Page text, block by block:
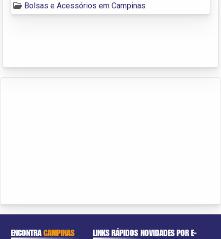
Bolsas e Acessórios em Campinas
ENCONTRACAMPINAS LINKS RÁPIDOS NOVIDADES POR E-